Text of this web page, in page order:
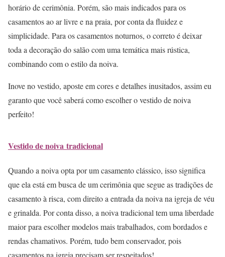
horário de cerimônia. Porém, são mais indicados para os
casamentos ao ar livre e na praia, por conta da fluidez e
simplicidade. Para os casamentos noturnos, o correto é deixar
toda a decoração do salão com uma temática mais rústica,
combinando com o estilo da noiva.
Inove no vestido, aposte em cores e detalhes inusitados, assim eu
garanto que você saberá como escolher o vestido de noiva
perfeito!
Vestido de noiva tradicional
Quando a noiva opta por um casamento clássico, isso significa
que ela está em busca de um cerimônia que segue as tradições de
casamento à risca, com direito a entrada da noiva na igreja de véu
e grinalda. Por conta disso, a noiva tradicional tem uma liberdade
maior para escolher modelos mais trabalhados, com bordados e
rendas chamativos. Porém, tudo bem conservador, pois
casamentos na igreja precisam ser respeitados!